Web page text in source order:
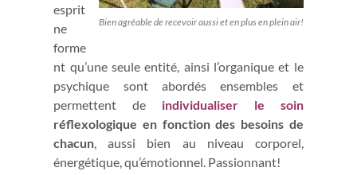
Bien agréable de recevoir aussi et en plus en plein air!
esprit
ne
forme
nt qu’une seule entité, ainsi l’organique et le
psychique sont abordés ensembles et
permettent de individualiser le soin
réflexologique en fonction des besoins de
chacun, aussi bien au niveau corporel,
énergétique, qu’émotionnel. Passionnant!